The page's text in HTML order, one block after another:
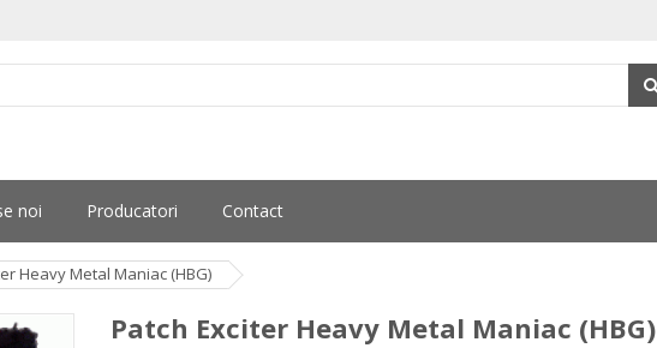
noi Producatori Contact
Heavy Metal Maniac (HBG)
Patch Exciter Heavy Metal Maniac (HBG)